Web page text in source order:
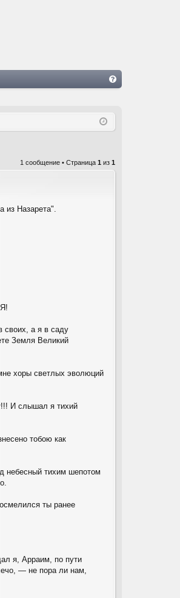
Q
1 сообщение • Страница 1 из 1
из Назарета".
своих, а я в саду
Земля Великий
хоры светлых эволюций
И слышал я тихий
тобою как
небесный тихим шепотом
ты ранее
я, Арраим, по пути
— не пора ли нам,